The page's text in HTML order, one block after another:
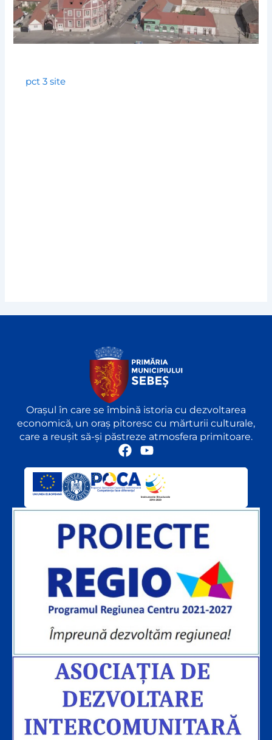
pct 3 site
Orașul în care se îmbină istoria cu dezvoltarea
economică, un oraș pitoresc cu mărturii culturale,
care a reușit să-și păstreze atmosfera primitoare.
F
c
e
o
o
Y
u
t
u
b
e